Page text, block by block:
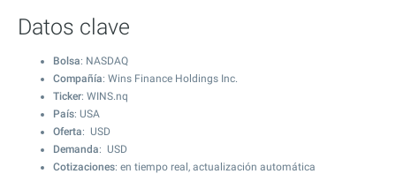
Datos clave
Bolsa: NASDAQ
Compañía: Wins Finance Holdings Inc.
Ticker: WINS.nq
País: USA
Oferta: USD
Demanda: USD
Cotizaciones: en tiempo real, actualización automática